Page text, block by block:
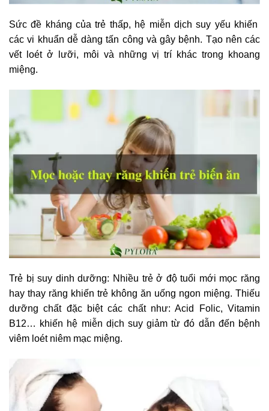
Sức đề kháng của trẻ thấp, hệ miễn dịch suy yếu khiến
các vi khuẩn dễ dàng tấn công và gây bệnh. Tạo nên các
vết loét ở lưỡi, môi và những vị trí khác trong khoang
miệng.
Trẻ bị suy dinh dưỡng: Nhiều trẻ ở độ tuổi mới mọc răng
hay thay răng khiến trẻ không ăn uống ngon miệng. Thiếu
dưỡng chất đặc biệt các chất như: Acid Folic, Vitamin
B12… khiến hệ miễn dịch suy giảm từ đó dẫn đến bệnh
viêm loét niêm mạc miệng.